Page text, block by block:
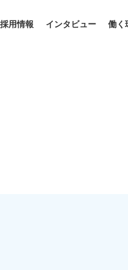
採用情報 インタビュー 働く